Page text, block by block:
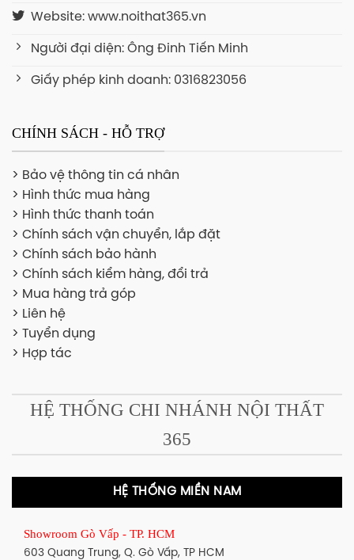
Website: www.noithat365.vn
Người đại diện: Ông Đinh Tiến Minh
Giấy phép kinh doanh: 0316823056
CHÍNH SÁCH - HỖ TRỢ
> Bảo vệ thông tin cá nhân
> Hình thức mua hàng
> Hình thức thanh toán
> Chính sách vận chuyển, lắp đặt
> Chính sách bảo hành
> Chính sách kiểm hàng, đổi trả
> Mua hàng trả góp
> Liên hệ
> Tuyển dụng
> Hợp tác
HỆ THỐNG CHI NHÁNH NỘI THẤT
365
HỆ THỐNG MIỀN NAM
Showroom Gò Vấp - TP. HCM
603 Quang Trung, Q. Gò Vấp, TP HCM